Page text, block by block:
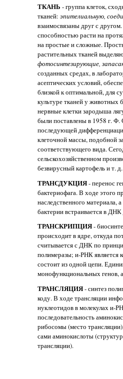
ТКАНЬ - группа клеток,
тканей: эпителиальную,
взаимосвязаны друг с
способностью расти на
на простые и сложные.
растительных тканей
фотосинтезирующие,
созданных средах, в
асептических условий,
близкой к оптимальной, для
культуре тканей у животных
нервные клетки зародыша
были поставлены в 1958 г. Ф.
последующей
клеточной массы, подобной
соответствующего вида.
сельскохозяйственном
безвирусный картофель и т. д.
ТРАНСДУКЦИЯ- перенос
бактериофага. В ходе этого
наследственного
бактерии встраивается в
ТРАНСКРИПЦИЯ-
происходит в ядре, откуда
считывается с ДНК по
полимеразы; и-РНК является
состоит из одной цепи.
монофункциональных генов,
ТРАНСЛЯЦИЯ- синтез
коду. В ходе трансляции
нуклеотидов в молекулах и-
последовательность
рибосомы (место
сами аминокислоты
трансляции).